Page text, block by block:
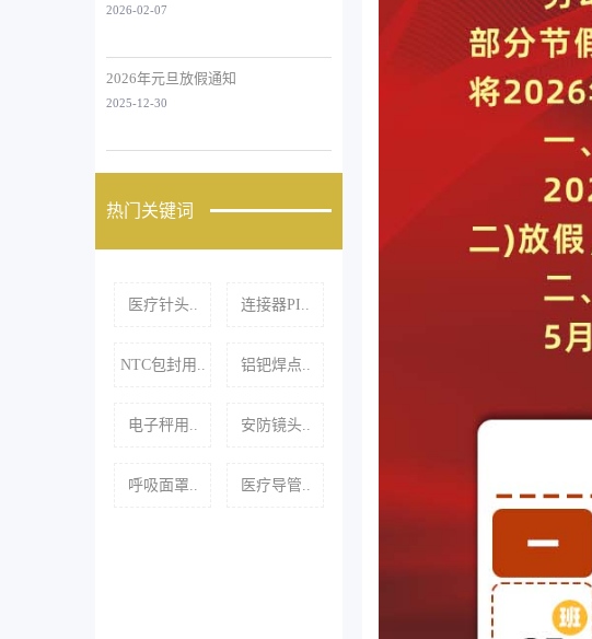
2026-02-07
2026年元旦放假通知
2025-12-30
热门关键词
医疗针头.. 连接器PI..
NTC包封用.. 铝钯焊点..
电子秤用.. 安防镜头..
呼吸面罩.. 医疗导管..